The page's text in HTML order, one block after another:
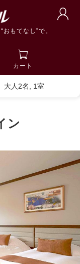
もてなし”で。
カート
大人2名, 1室
ン